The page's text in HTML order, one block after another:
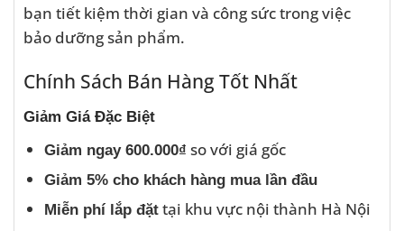
bạn tiết kiệm thời gian và công sức trong việc
bảo dưỡng sản phẩm.
Chính Sách Bán Hàng Tốt Nhất
Giảm Giá Đặc Biệt
Giảm ngay 600.000₫ so với giá gốc
Giảm 5% cho khách hàng mua lần đầu
Miễn phí lắp đặttại khu vực nội thành Hà Nội